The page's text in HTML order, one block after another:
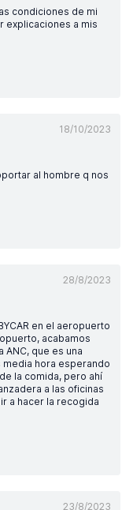
condiciones de mi
explicaciones a mis
18/10/2023
al hombre q nos
28/8/2023
en el aeropuerto
acabamos
ANC, que es una
media hora esperando
la comida, pero ahí
a las oficinas
a hacer la recogida
23/8/2023